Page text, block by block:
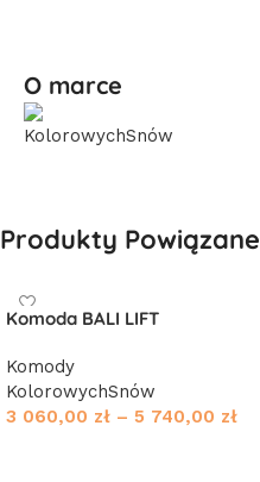
O marce
Produkty Powiązane
Komoda BALI LIFT
Komody
KolorowychSnów
3 060,00 zł – 5 740,00 zł